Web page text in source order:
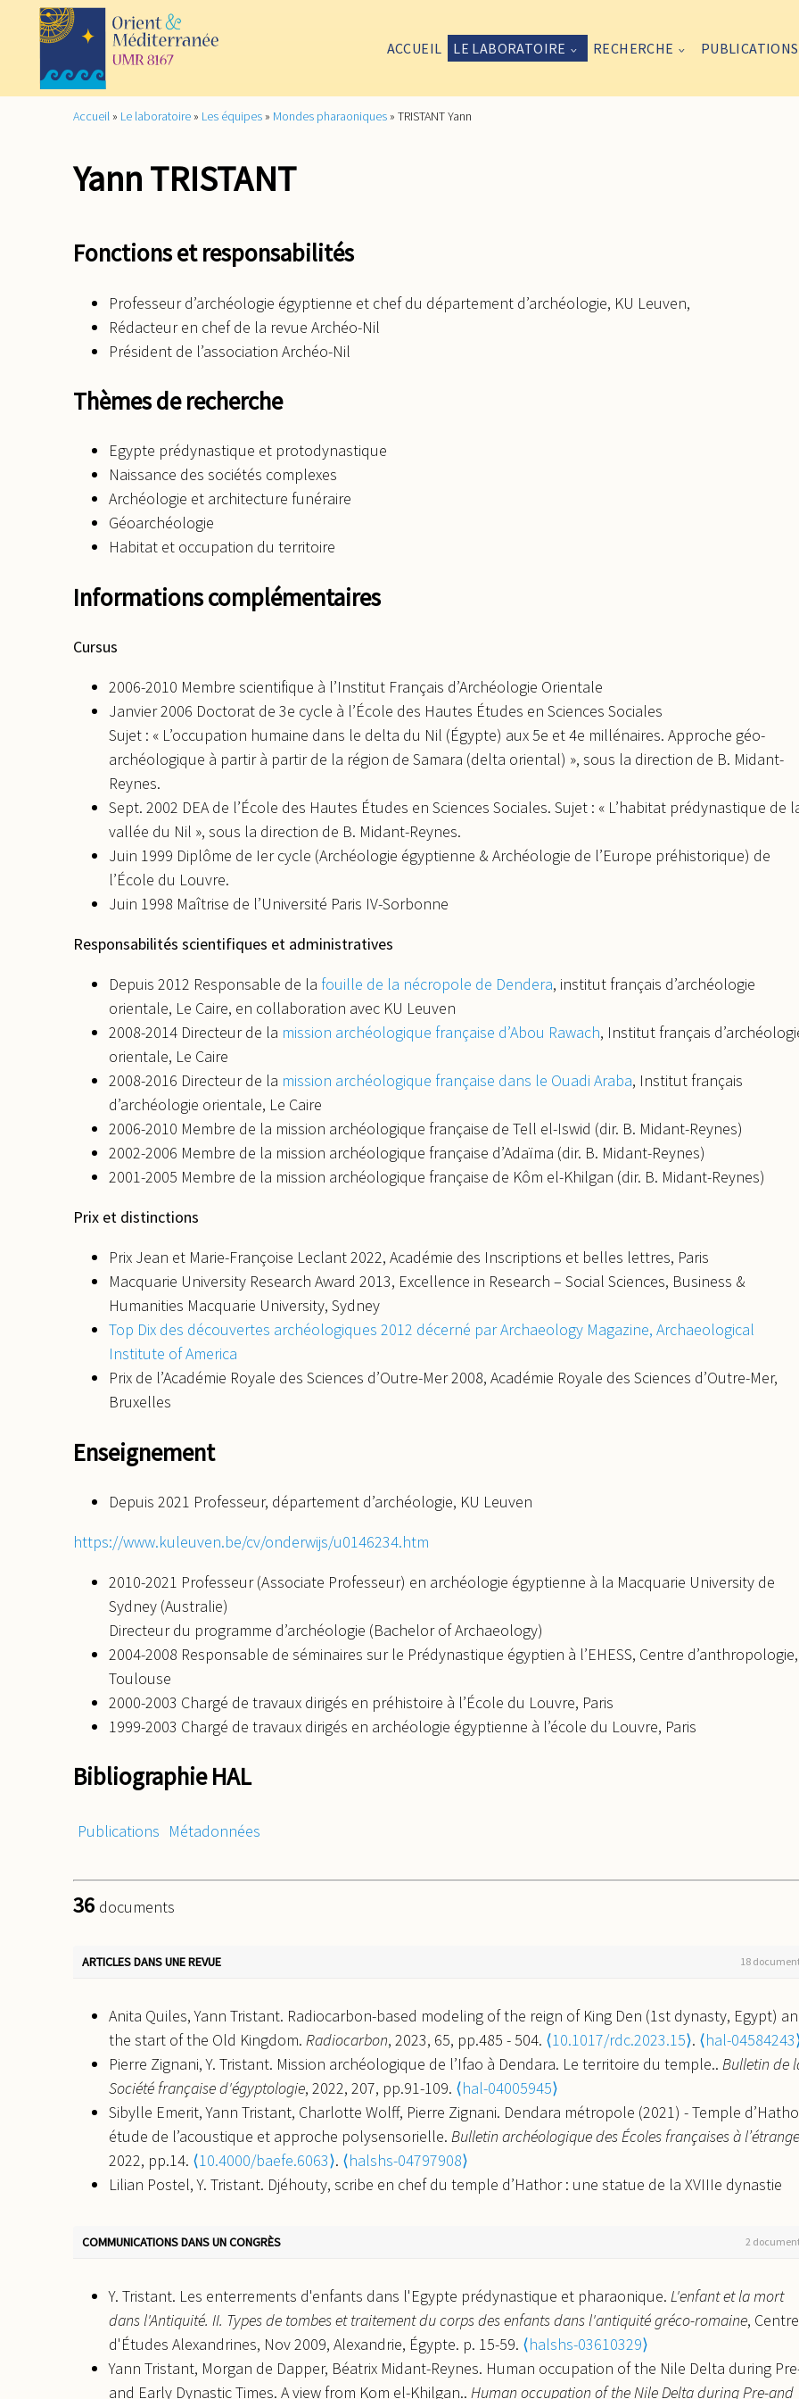
ACCUEIL LE LABORATOIRE RECHERCHE PUBLICATIONS
Accueil » Le laboratoire » Les équipes » Mondes pharaoniques » TRISTANT Yann
Yann TRISTANT
Fonctions et responsabilités
Professeur d’archéologie égyptienne et chef du département d’archéologie, KU Leuven,
Rédacteur en chef de la revue Archéo-Nil
Président de l’association Archéo-Nil
Thèmes de recherche
Egypte prédynastique et protodynastique
Naissance des sociétés complexes
Archéologie et architecture funéraire
Géoarchéologie
Habitat et occupation du territoire
Informations complémentaires
Cursus
2006-2010 Membre scientifique à l’Institut Français d’Archéologie Orientale
Janvier 2006 Doctorat de 3e cycle à l’École des Hautes Études en Sciences Sociales
Sujet : « L’occupation humaine dans le delta du Nil (Égypte) aux 5e et 4e millénaires. Approche géo-
archéologique à partir à partir de la région de Samara (delta oriental) », sous la direction de B. Midant-
Reynes.
Sept. 2002 DEA de l’École des Hautes Études en Sciences Sociales. Sujet : « L’habitat prédynastique de
vallée du Nil », sous la direction de B. Midant-Reynes.
Juin 1999 Diplôme de Ier cycle (Archéologie égyptienne & Archéologie de l’Europe préhistorique) de
l’École du Louvre.
Juin 1998 Maîtrise de l’Université Paris IV-Sorbonne
Responsabilités scientifiques et administratives
Depuis 2012 Responsable de la fouille de la nécropole de Dendera, institut français d’archéologie
orientale, Le Caire, en collaboration avec KU Leuven
2008-2014 Directeur de la mission archéologique française d’Abou Rawach, Institut français
orientale, Le Caire
2008-2016 Directeur de la mission archéologique française dans le Ouadi Araba, Institut français
d’archéologie orientale, Le Caire
2006-2010 Membre de la mission archéologique française de Tell el-Iswid (dir. B. Midant-Reynes)
2002-2006 Membre de la mission archéologique française d’Adaïma (dir. B. Midant-Reynes)
2001-2005 Membre de la mission archéologique française de Kôm el-Khilgan (dir. B. Midant-Reynes)
Prix et distinctions
Prix Jean et Marie-Françoise Leclant 2022, Académie des Inscriptions et belles lettres, Paris
Macquarie University Research Award 2013, Excellence in Research – Social Sciences, Business &
Humanities Macquarie University, Sydney
Top Dix des découvertes archéologiques 2012 décerné par Archaeology Magazine, Archaeological
Institute of America
Prix de l’Académie Royale des Sciences d’Outre-Mer 2008, Académie Royale des Sciences d’Outre-Mer,
Bruxelles
Enseignement
Depuis 2021 Professeur, département d’archéologie, KU Leuven
https://www.kuleuven.be/cv/onderwijs/u0146234.htm
2010-2021 Professeur (Associate Professeur) en archéologie égyptienne à la Macquarie University de
Sydney (Australie)
Directeur du programme d’archéologie (Bachelor of Archaeology)
2004-2008 Responsable de séminaires sur le Prédynastique égyptien à l’EHESS, Centre d’anthropologie,
Toulouse
2000-2003 Chargé de travaux dirigés en préhistoire à l’École du Louvre, Paris
1999-2003 Chargé de travaux dirigés en archéologie égyptienne à l’école du Louvre, Paris
Bibliographie HAL
Publications Métadonnées
36 documents
ARTICLES DANS UNE REVUE 18
Anita Quiles, Yann Tristant. Radiocarbon-based modeling of the reign of King Den (1st dynasty, Egypt)
the start of the Old Kingdom. Radiocarbon, 2023, 65, pp.485 - 504. ⟨10.1017/rdc.2023.15⟩. ⟨hal-
Pierre Zignani, Y. Tristant. Mission archéologique de l’Ifao à Dendara. Le territoire du temple.. Bulletin de
Société française d'égyptologie, 2022, 207, pp.91-109. ⟨hal-04005945⟩
Sibylle Emerit, Yann Tristant, Charlotte Wolff, Pierre Zignani. Dendara métropole (2021) - Temple
étude de l’acoustique et approche polysensorielle. Bulletin archéologique des Écoles françaises à
2022, pp.14. ⟨10.4000/baefe.6063⟩. ⟨halshs-04797908⟩
Lilian Postel, Y. Tristant. Djéhouty, scribe en chef du temple d’Hathor : une statue de la XVIIIe dynastie
Pierre Zignani, Elisabeth Brice, Jacinta Carruthers, Sylvain Dhennin, Dorothée Elwart, et al.. Dendara
Béatrix Midant-Reynes, Y. Tristant. La violence à l'époque prédynastique. Archéo-Nil, 2020, 30, pp.37-58.
⟨hal-03182322⟩
Lyndelle Webster, Omer Sergi, Sabine Kleiman, Oded Lipschits, Quan Hua, et al.. Preliminary
Results for Late Bronze Age Strata at Tel Azekah and Their Implications.Radiocarbon, 2018, 60 (01),
COMMUNICATIONS DANS UN CONGRÈS 2
Y. Tristant. Les enterrements d'enfants dans l'Egypte prédynastique et pharaonique. L'enfant et la mort
dans l'Antiquité. II. Types de tombes et traitement du corps des enfants dans l'antiquité gréco-romaine, Centre
d'Études Alexandrines, Nov 2009, Alexandrie, Égypte. p. 15-59. ⟨halshs-03610329⟩
Yann Tristant, Morgan de Dapper, Béatrix Midant-Reynes. Human occupation of the Nile Delta during
and Early Dynastic Times. A view from Kom el-Khilgan.. Human occupation of the Nile Delta during Pre-and